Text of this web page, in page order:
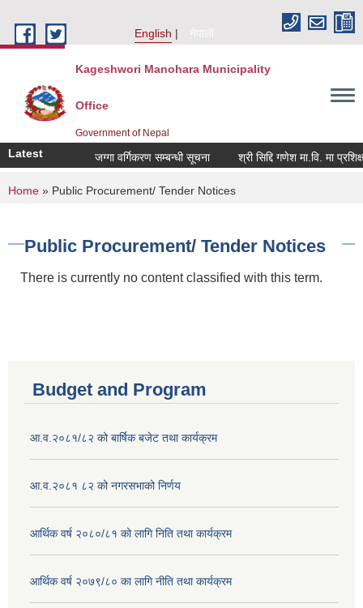
English
नेपाली
Kageshwori Manohara Municipality
Office
Government of Nepal
Latest जग्गा वर्गिकरण सम्बन्धी सूचना श्री सिद्दि गणेश मा.वि. मा
You are here
Home » Public Procurement/ Tender Notices
Public Procurement/ Tender Notices
There is currently no content classified with this term.
Budget and Program
आ.व.२०८१/८२ को बार्षिक बजेट तथा कार्यक्रम
आ.व.२०८१ ८२ को नगरसभाको निर्णय
आर्थिक वर्ष २०८०/८१ को लागि निति तथा कार्यक्रम
आर्थिक वर्ष २०७९/८० का लागि नीति तथा कार्यक्रम